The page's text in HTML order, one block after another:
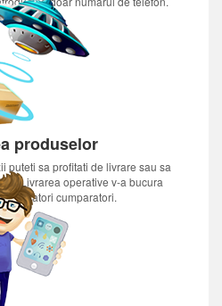
produselor
puteti sa profitati de livrare sau sa
operative v-a bucura
cumparatori.